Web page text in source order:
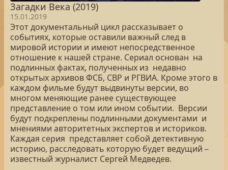
Загадки Века (2019)
15.01.2019
Этот документальный цикл рассказывает о
событиях, которые оставили важный след в
мировой истории и имеют непосредственное
отношение к нашей стране. Сериал основан на
подлинных фактах, полученных из недавно
открытых архивов ФСБ, СВР и РГВИА. Кроме этого в
каждом фильме будут выдвинуты версии, во
многом меняющие ранее существующее
представление о том или ином событии. Версии
будут подкреплены подлинными документами и
мнениями авторитетных экспертов и историков.
Каждая серия представляет собой детективную
историю, расследовать которую будет ведущий –
известный журналист Сергей Медведев.